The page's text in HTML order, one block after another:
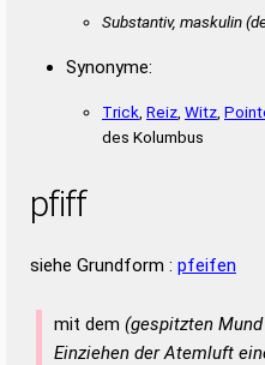
Substantiv, maskulin
Synonyme:
Trick Reiz Witz
des Kolumbus
pfiff
siehe Grundform : pfeifen
mit dem (gespitzten
Einziehen der Atemluft